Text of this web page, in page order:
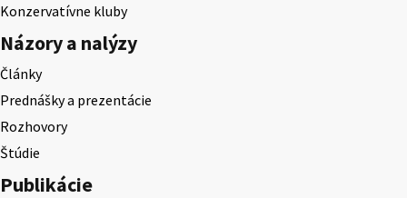
Konzervatívne kluby
Názory a nalýzy
Články
Prednášky a prezentácie
Rozhovory
Štúdie
Publikácie